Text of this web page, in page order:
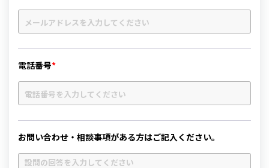
電話番号*
お問い合わせ・相談事項がある方はご記入ください。